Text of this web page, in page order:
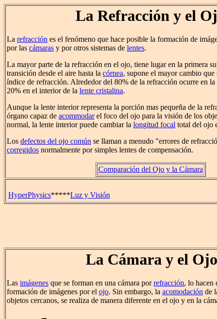
La Refracción y el
La refracción es el fenómeno que hace posible la formación de
por las cámaras y por otros sistemas de lentes.
La mayor parte de la refracción en el ojo, tiene lugar en la primera
transición desde el aire hasta la córnea, supone el mayor cambio
índice de refracción. Alrededor del 80% de la refracción ocurre en
20% en el interior de la lente cristalina.
Aunque la lente interior representa la porción mas pequeña de la
órgano capaz de acommodarel foco del ojo para la visión de los
normal, la lente interior puede cambiar la longitud focal total del ojo
Los defectos del ojo común se llaman a menudo "errores de
corregidos normalmente por simples lentes de compensación.
Comparación del Ojo y la Cámara
HyperPhysics*****Luz y Visión
La Cámara y el Ojo
Las imágenes que se forman en una cámara porrefracción, lo hacen
formación de imágenes por el ojo. Sin embargo, la acomodación de
objetos cercanos, se realiza de manera diferente en el ojo y en la